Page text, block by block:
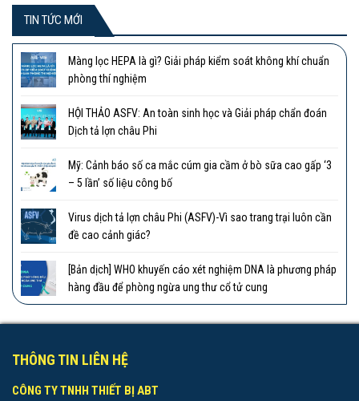
TIN TỨC MỚI
Màng lọc HEPA là gì? Giải pháp kiểm soát không khí chuẩn
phòng thí nghiệm
HỘI THẢO ASFV: An toàn sinh học và Giải pháp chẩn đoán
Dịch tả lợn châu Phi
Mỹ: Cảnh báo số ca mắc cúm gia cầm ở bò sữa cao gấp ‘3
– 5 lần’ số liệu công bố
Virus dịch tả lợn châu Phi (ASFV)-Vì sao trang trại luôn cần
đề cao cảnh giác?
[Bản dịch] WHO khuyến cáo xét nghiệm DNA là phương pháp
hàng đầu để phòng ngừa ung thư cổ tử cung
THÔNG TIN LIÊN HỆ
CÔNG TY TNHH THIẾT BỊ ABT